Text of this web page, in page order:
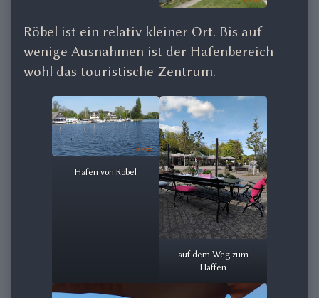
Röbel ist ein relativ kleiner Ort. Bis auf
wenige Ausnahmen ist der Hafenbereich
wohl das touristische Zentrum.
Hafen von Röbel
auf dem Weg zum
Haffen